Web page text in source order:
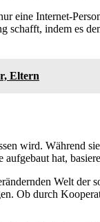
eine Internet-
indem es
Eltern
wird. Während
hat,
Welt
Ob durch